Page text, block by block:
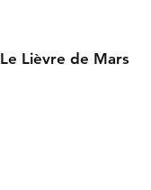
Le Lièvre de Mars